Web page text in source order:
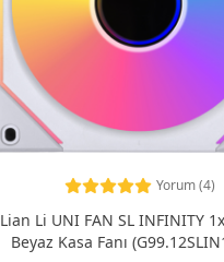
Yorum (4)
Lian Li UNI FAN SL INFINITY
Beyaz Kasa Fanı